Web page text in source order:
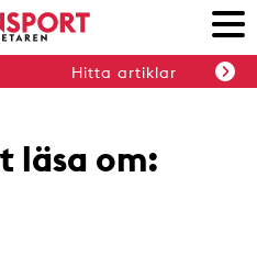
Hitta artiklar
läsa om: